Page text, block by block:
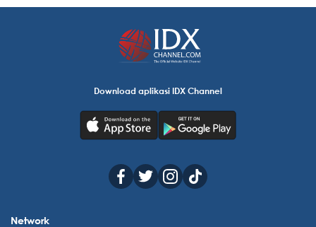
Download aplikasi IDX Channel
Network